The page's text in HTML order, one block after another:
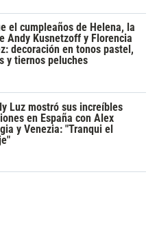
el cumpleaños de Helena, la
Andy Kusnetzoff y Florencia
decoración en tonos pastel,
y tiernos peluches
Luz mostró sus increíbles
en España con Alex
y Venezia: "Tranqui el